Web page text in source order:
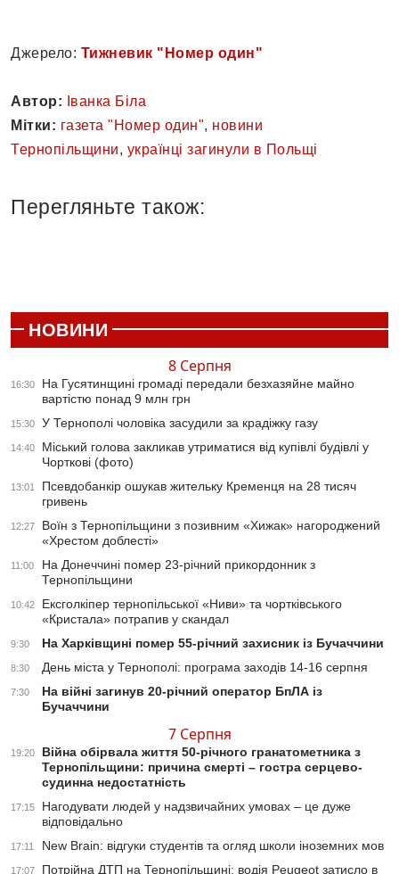
Джерело: Тижневик "Номер один"
Автор:
Іванка Біла
Мітки: газета "Номер один", новини
Тернопільщини, українці загинули в Польщі
Перегляньте також:
НОВИНИ
8 Серпня
16:30
На Гусятинщині громаді передали безхазяйне майно
вартістю понад 9 млн грн
15:30 У Тернополі чоловіка засудили за крадіжку газу
14:40
Міський голова закликав утриматися від купівлі будівлі у
Чорткові (фото)
13:01
Псевдобанкір ошукав жительку Кременця на 28 тисяч
гривень
12:27
Воїн з Тернопільщини з позивним «Хижак» нагороджений
«Хрестом доблесті»
11:00
На Донеччині помер 23-річний прикордонник з
Тернопільщини
10:42
Ексголкіпер тернопільської «Ниви» та чортківського
«Кристала» потрапив у скандал
9:30 На Харківщині помер 55-річний захисник із Бучаччини
8:30 День міста у Тернополі: програма заходів 14-16 серпня
7:30
На війні загинув 20-річний оператор БпЛА із
Бучаччини
7 Серпня
19:20
Війна обірвала життя 50-річного гранатометника з
Тернопільщини: причина смерті – гостра серцево-
судинна недостатність
17:15
Нагодувати людей у надзвичайних умовах – це дуже
відповідально
17:11 New Brain: відгуки студентів та огляд школи іноземних мов
17:07 Потрійна ДТП на Тернопільщині: водія Peugeot затисло в